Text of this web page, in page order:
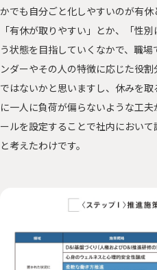
かでも自分ごと化しやすいのが有休
「有休が取りやすい」とか、「性
う状態を目指していくなかで、職
ンダーやその人の特徴に応じた役
ではないかと思いますし、休みを
に一人に負荷が偏らないような工
ールを設定することで社内におい
と考えたわけです。